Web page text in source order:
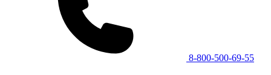
8-800-500-69-55